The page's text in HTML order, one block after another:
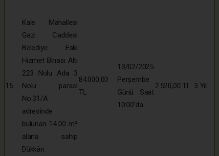
15
Kale Mahallesi
Gazi Caddesi
Belediye Eski
Hizmet Binası Altı
223 Nolu Ada 3
Nolu parsel
No:31/A
adresinde
bulunan 14.00 m²
alana sahip
Dükkân
84.000,00
TL
13/02/2025
Perşembe
Günü Saat
10:00’da
2.520,00 TL 3 Yıl